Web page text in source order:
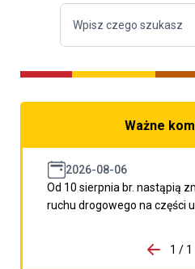
Ważne
2026-08-06
Od 10 sierpnia br. nastąpią
ruchu drogowego na części
porzpedniego komunikatu
1 / 1